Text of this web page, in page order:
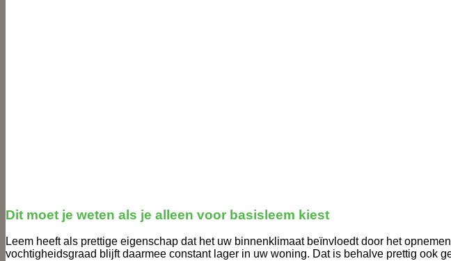
Dit moet je weten als je alleen voor basisleem kiest
Leem heeft als prettige eigenschap dat het uw binnenklimaat beïnvloedt door het
vochtigheidsgraad blijft daarmee constant lager in uw woning. Dat is behalve prettig ook